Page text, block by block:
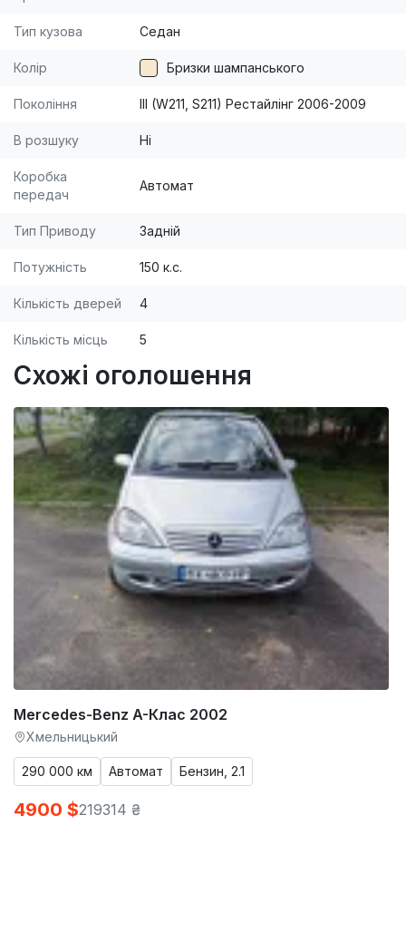
Тип кузова Седан
Колір Бризки шампанського
Покоління III (W211, S211) Рестайлінг 2006-2009
В розшуку Ні
Коробка
передач
Автомат
Тип Приводу Задній
Потужність 150 к.с.
Кількість дверей 4
Кількість місць 5
Схожі оголошення
Mercedes-Benz A-Клас 2002
Хмельницький
290 000 км Автомат Бензин, 2.1
4900 $219314 ₴